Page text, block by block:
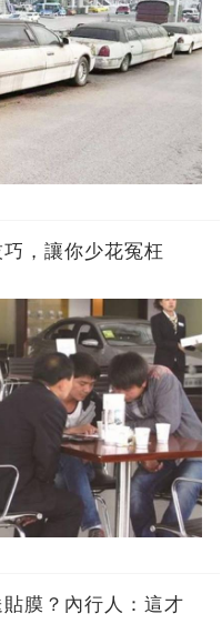
，讓你少花冤枉
膜？內行人：這才